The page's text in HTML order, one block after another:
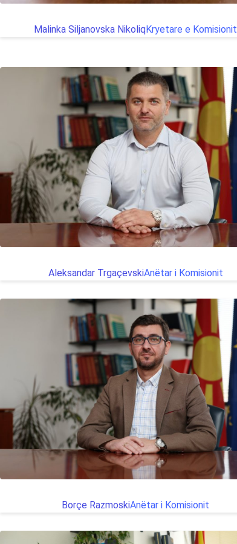
Malinka Siljanovska NikoliqKryetare e Komisionit
Aleksandar TrgaçevskiAnëtar i Komisionit
Borçe RazmoskiAnëtar i Komisionit